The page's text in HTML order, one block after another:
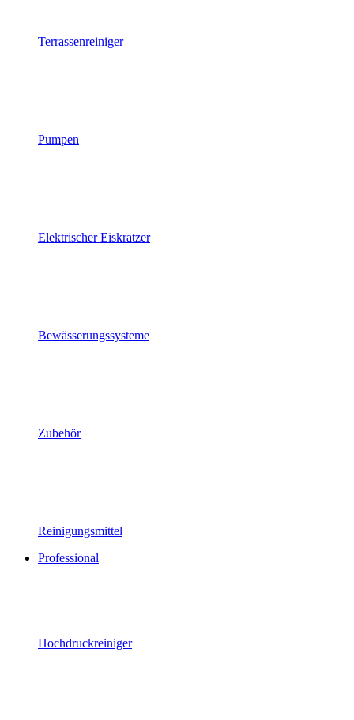
Terrassenreiniger
Pumpen
Elektrischer Eiskratzer
Bewässerungssysteme
Zubehör
Reinigungsmittel
Professional
Hochdruckreiniger